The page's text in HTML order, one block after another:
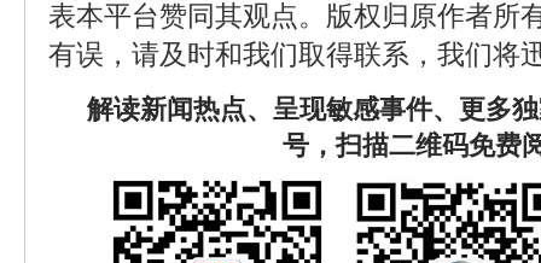
表本平台赞同其观点。版权归原作者所
有误，请及时和我们取得联系，我们将
解读新闻热点、呈现敏感事件、更多
号，扫描二维码免费